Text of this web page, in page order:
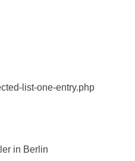
list-one-entry.php
in Berlin